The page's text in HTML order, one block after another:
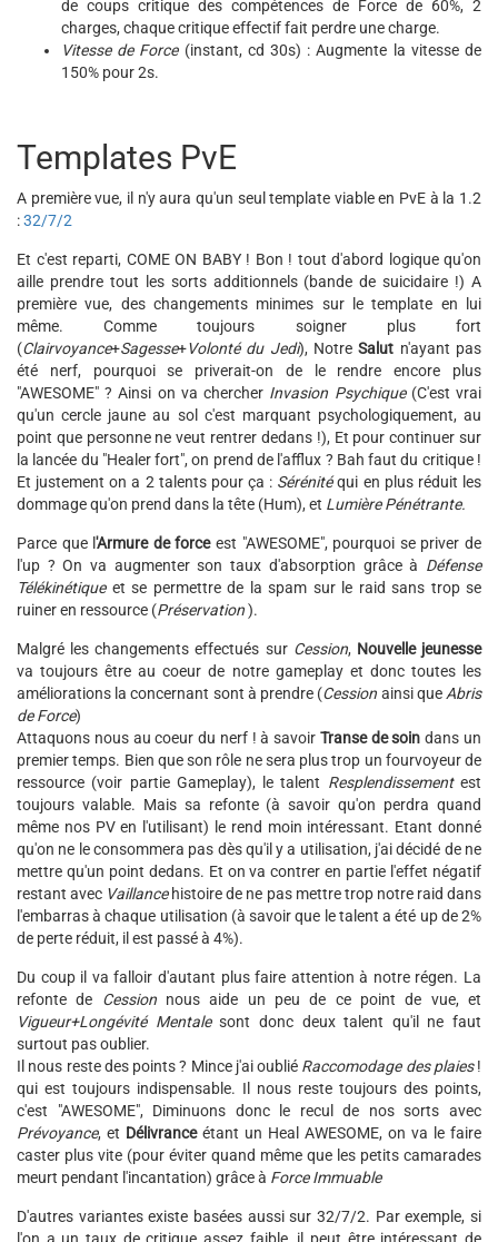
de coups critique des compétences de Force de 60%, 2
charges, chaque critique effectif fait perdre une charge.
Vitesse de Force (instant, cd 30s) : Augmente la vitesse de
150% pour 2s.
Templates PvE
A première vue, il n'y aura qu'un seul template viable en PvE à la 1.2
:32/7/2
Et c'est reparti, COME ON BABY ! Bon ! tout d'abord logique qu'on
aille prendre tout les sorts additionnels (bande de suicidaire !) A
première vue, des changements minimes sur le template en lui
même. Comme toujours soigner plus fort
(Clairvoyance+Sagesse+Volonté du Jedi), NotreSalut n'ayant pas
été nerf, pourquoi se priverait-on de le rendre encore plus
"AWESOME" ? Ainsi on va chercher Invasion Psychique(C'est vrai
qu'un cercle jaune au sol c'est marquant psychologiquement, au
point que personne ne veut rentrer dedans !), Et pour continuer sur
la lancée du "Healer fort", on prend de l'afflux ? Bah faut du critique !
Et justement on a 2 talents pour ça : Sérénitéqui en plus réduit les
dommage qu'on prend dans la tête (Hum), et Lumière Pénétrante.
Parce que l'Armure de forceest "AWESOME", pourquoi se priver de
l'up ? On va augmenter son taux d'absorption grâce à Défense
Télékinétiqueet se permettre de la spam sur le raid sans trop se
ruiner en ressource (Préservation).
Malgré les changements effectués surCession, Nouvelle jeunesse
va toujours être au coeur de notre gameplay et donc toutes les
améliorations la concernant sont à prendre (Cession ainsi que Abris
de Force)
Attaquons nous au coeur du nerf ! à savoir Transe de soin dans un
premier temps. Bien que son rôle ne sera plus trop un fourvoyeur de
ressource (voir partie Gameplay), le talent Resplendissementest
toujours valable. Mais sa refonte (à savoir qu'on perdra quand
même nos PV en l'utilisant) le rend moin intéressant. Etant donné
qu'on ne le consommera pas dès qu'il y a utilisation, j'ai décidé de ne
mettre qu'un point dedans. Et on va contrer en partie l'effet négatif
restant avec Vaillancehistoire de ne pas mettre trop notre raid dans
l'embarras à chaque utilisation (à savoir que le talent a été up de 2%
de perte réduit, il est passé à 4%).
Du coup il va falloir d'autant plus faire attention à notre régen. La
refonte de Cessionnous aide un peu de ce point de vue, et
Vigueur+Longévité Mentalesont donc deux talent qu'il ne faut
surtout pas oublier.
Il nous reste des points ? Mince j'ai oublié Raccomodage des plaies!
qui est toujours indispensable. Il nous reste toujours des points,
c'est "AWESOME", Diminuons donc le recul de nos sorts avec
Prévoyance, et Délivranceétant un Heal AWESOME, on va le faire
caster plus vite (pour éviter quand même que les petits camarades
meurt pendant l'incantation) grâce à Force Immuable
D'autres variantes existe basées aussi sur 32/7/2. Par exemple, si